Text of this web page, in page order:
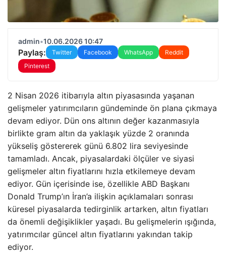
admin•10.06.2026 10:47
Paylaş: Twitter Facebook WhatsApp
Reddit
Pinterest
2 Nisan 2026 itibarıyla altın piyasasında yaşanan
gelişmeler yatırımcıların gündeminde ön plana çıkmaya
devam ediyor. Dün ons altının değer kazanmasıyla
birlikte gram altın da yaklaşık yüzde 2 oranında
yükseliş göstererek günü 6.802 lira seviyesinde
tamamladı. Ancak, piyasalardaki ölçüler ve siyasi
gelişmeler altın fiyatlarını hızla etkilemeye devam
ediyor. Gün içerisinde ise, özellikle ABD Başkanı
Donald Trump’ın İran’a ilişkin açıklamaları sonrası
küresel piyasalarda tedirginlik artarken, altın fiyatları
da önemli değişiklikler yaşadı. Bu gelişmelerin ışığında,
yatırımcılar güncel altın fiyatlarını yakından takip
ediyor.